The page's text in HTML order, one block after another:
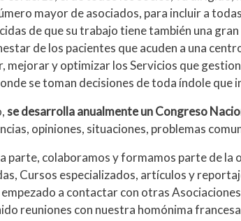
mayor de asociados, para incluir a
de que su trabajo tiene también una
de los pacientes que acuden a una
mejorar y optimizar los Servicios que
se toman decisiones de toda índole que
se desarrolla anualmente un Congreso
opiniones, situaciones, problemas
parte, colaboramos y formamos parte de la
Cursos especializados, artículos y
a contactar con otras
reuniones con nuestra homónima